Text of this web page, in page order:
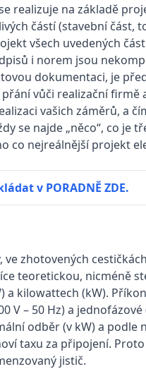
realizuje na základě
částí (stavební část,
všech uvedených
i norem jsou
dokumentaci, je
vůči realizační firmě
vašich záměrů, a
se najde „něco“, co
co nejreálnější projekt
v PORADNĚ ZDE.
zhotovených
teoretickou, nicméně
kilowattech (kW).
V – 50 Hz) a
odběr (v kW) a
taxu za připojení.
jistič.